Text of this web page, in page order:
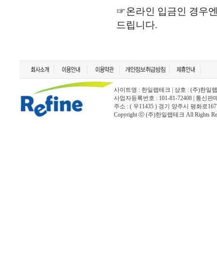
☞온라인 입금인 경우
드립니다.
사이트명 : 한일랩테크 | 상호 : (주)한일
사업자등록번호 : 101-81-72408 | 통신
주소 : ( 우11435 ) 경기 양주시 평화로
Copyright ⓒ (주)한일랩테크 All Rights